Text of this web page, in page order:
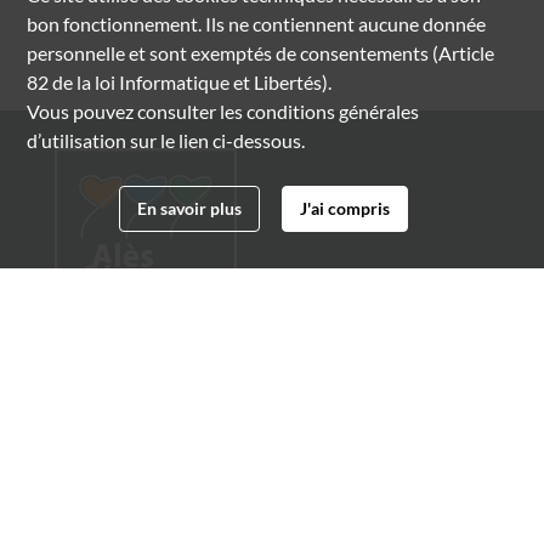
bon fonctionnement. Ils ne contiennent aucune donnée
personnelle et sont exemptés de consentements (Article
82 de la loi Informatique et Libertés).
Vous pouvez consulter les conditions générales
d’utilisation sur le lien ci-dessous.
En savoir plus J'ai compris